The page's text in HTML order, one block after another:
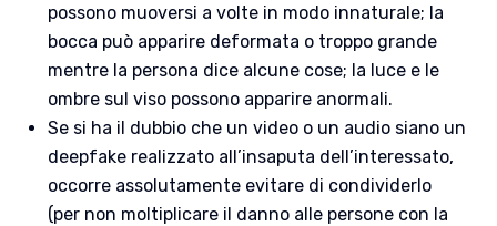
possono muoversi a volte in modo innaturale; la
bocca può apparire deformata o troppo grande
mentre la persona dice alcune cose; la luce e le
ombre sul viso possono apparire anormali.
Se si ha il dubbio che un video o un audio siano un
deepfake realizzato all’insaputa dell’interessato,
occorre assolutamente evitare di condividerlo
(per non moltiplicare il danno alle persone con la